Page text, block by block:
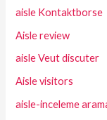
aisle Kontaktborse
Aisle review
aisle Veut discuter
Aisle visitors
aisle-inceleme